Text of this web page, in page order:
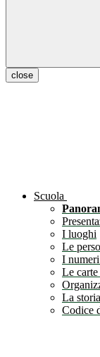
close
Scuola
I luoghi
Le
I
Le
La storia
Codice